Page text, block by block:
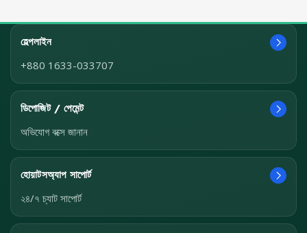
হেল্পলাইন
+880 1633-033707
ডিপোজিট / পেমেন্ট
অভিযোগ বক্সে জানান
হোয়াটসঅ্যাপ সাপোর্ট
২৪/৭ চ্যাট সাপোর্ট